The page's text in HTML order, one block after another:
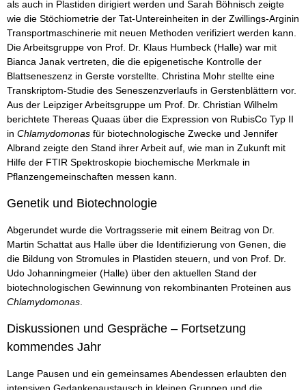
als auch in Plastiden dirigiert werden und Sarah Böhnisch zeigte
wie die Stöchiometrie der Tat-Untereinheiten in der Zwillings-Arginin
Transportmaschinerie mit neuen Methoden verifiziert werden kann.
Die Arbeitsgruppe von Prof. Dr. Klaus Humbeck (Halle) war mit
Bianca Janak vertreten, die die epigenetische Kontrolle der
Blattseneszenz in Gerste vorstellte. Christina Mohr stellte eine
Transkriptom-Studie des Seneszenzverlaufs in Gerstenblättern vor.
Aus der Leipziger Arbeitsgruppe um Prof. Dr. Christian Wilhelm
berichtete Thereas Quaas über die Expression von RubisCo Typ II
in Chlamydomonas für biotechnologische Zwecke und Jennifer
Albrand zeigte den Stand ihrer Arbeit auf, wie man in Zukunft mit
Hilfe der FTIR Spektroskopie biochemische Merkmale in
Pflanzengemeinschaften messen kann.
Genetik und Biotechnologie
Abgerundet wurde die Vortragsserie mit einem Beitrag von Dr.
Martin Schattat aus Halle über die Identifizierung von Genen, die
die Bildung von Stromules in Plastiden steuern, und von Prof. Dr.
Udo Johanningmeier (Halle) über den aktuellen Stand der
biotechnologischen Gewinnung von rekombinanten Proteinen aus
Chlamydomonas.
Diskussionen und Gespräche – Fortsetzung
kommendes Jahr
Lange Pausen und ein gemeinsames Abendessen erlaubten den